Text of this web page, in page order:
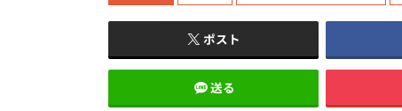
ポスト
送る